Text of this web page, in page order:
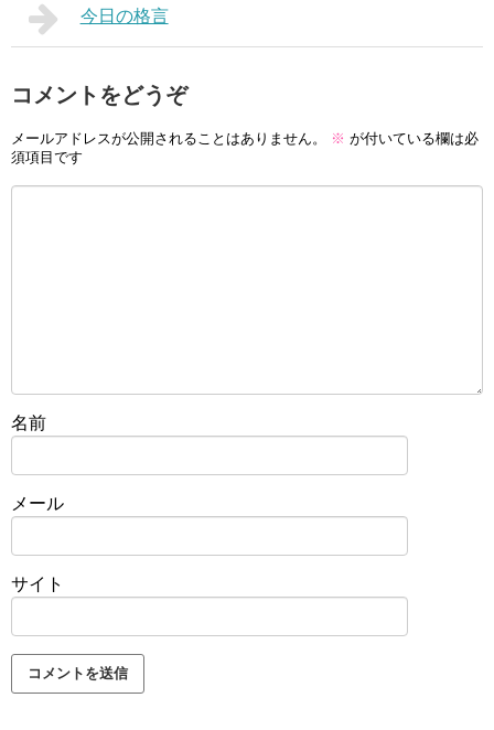
今日の格言
コメントをどうぞ
メールアドレスが公開されることはありません。 ※ が付いている欄は必
須項目です
名前
メール
サイト